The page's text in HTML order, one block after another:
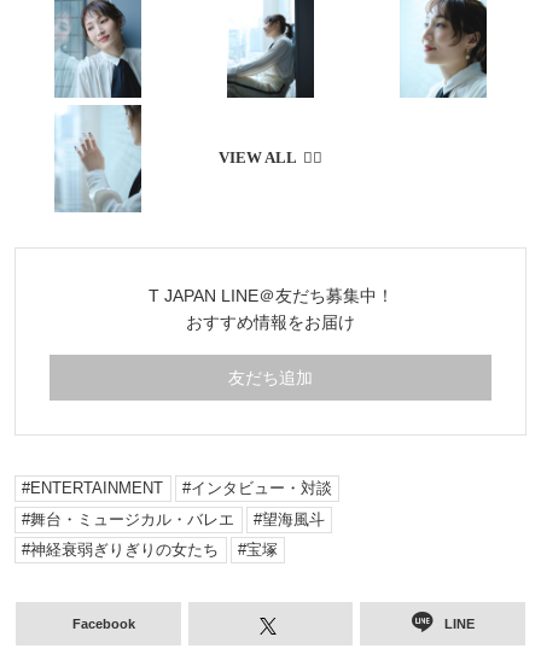
T JAPAN LINE＠友だち募集中！
おすすめ情報をお届け
友だち追加
ENTERTAINMENT
インタビュー・対談
舞台・ミュージカル・バレエ
望海風斗
神経衰弱ぎりぎりの女たち
宝塚
Facebook LINE